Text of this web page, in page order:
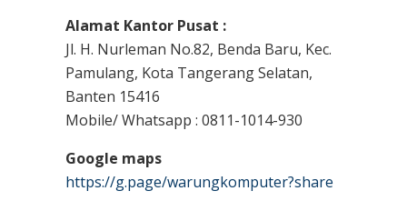
Alamat Kantor Pusat :
Jl. H. Nurleman No.82, Benda Baru, Kec.
Pamulang, Kota Tangerang Selatan,
Banten 15416
Mobile/ Whatsapp : 0811-1014-930
Google maps
https://g.page/warungkomputer?share